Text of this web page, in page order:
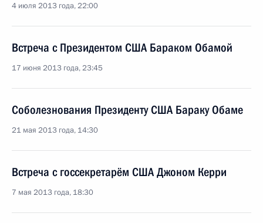
4 июля 2013 года, 22:00
Встреча с Президентом США Бараком Обамой
17 июня 2013 года, 23:45
Соболезнования Президенту США Бараку Обаме
21 мая 2013 года, 14:30
Встреча с госсекретарём США Джоном Керри
7 мая 2013 года, 18:30